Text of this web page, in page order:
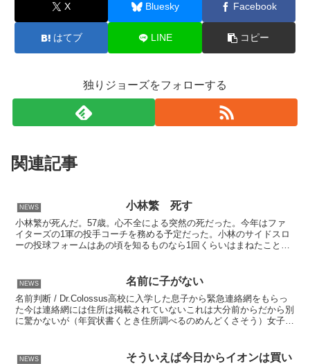
X Bluesky Facebook
はてブ LINE コピー
独りジョーズをフォローする
関連記事
NEWS 小林繁 死す
小林繁が死んだ。57歳。心不全による突然の死だった。今年はファ
イターズの1軍の投手コーチを務める予定だった。小林のサイドスロ
ーの投球フォームはあの頃を知るものなら1回くらいはまねたことが
NEWS 名前に子がない
名前判断 / Dr.Colossus高校に入学した息子から緊急連絡網をもらっ
た今は連絡網には住所は掲載されていないこれは大分前からだから別
に驚かないが（年賀状書くとき住所調べるのめんどくさそう）女子の
NEWS
そういえば今日からイオンは買い